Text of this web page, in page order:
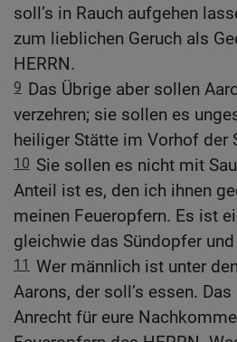
soll’s in Rauch aufgehen
zum lieblichen Geruch als
HERRN.
9 Das Übrige aber sollen
verzehren; sie sollen es
heiliger Stätte im Vorhof der
10 Sie sollen es nicht mit
Anteil ist es, den ich ihnen
meinen Feueropfern. Es ist
gleichwie das Sündopfer
11 Wer männlich ist unter
Aarons, der soll’s essen.
Anrecht für eure